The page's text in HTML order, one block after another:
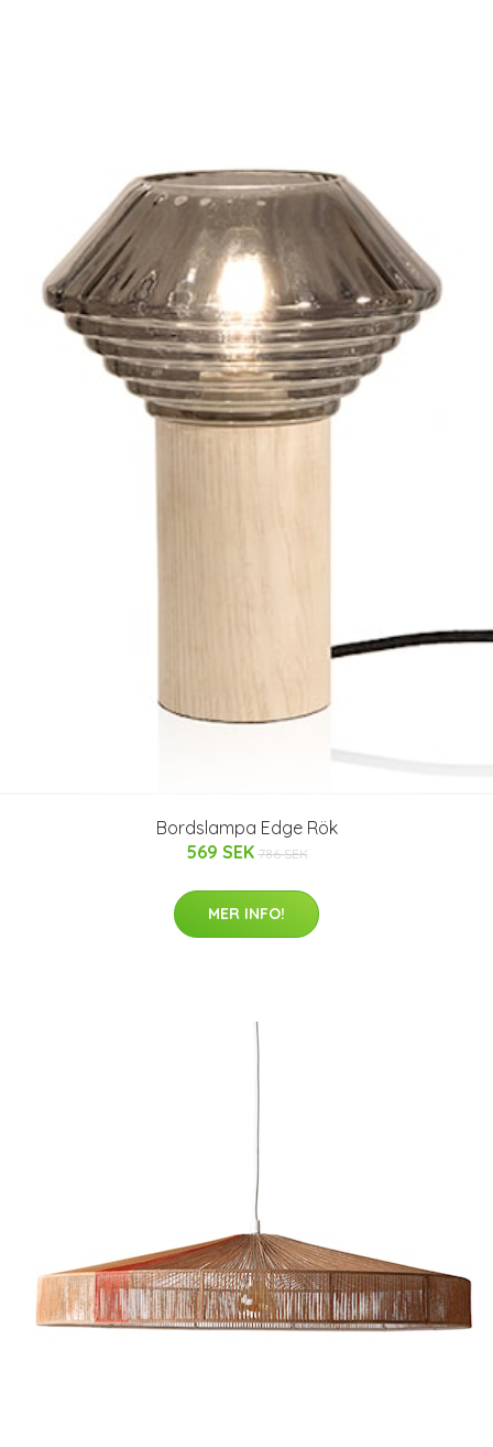
Bordslampa Edge Rök
569 SEK 786 SEK
MER INFO!